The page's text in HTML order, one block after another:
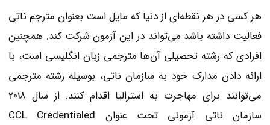
هر کسی در هر نقطه‌ای از دنیا که مایل است بعنوان مترجم ناتی
فعالیت داشته باشد می‌تواند در این آزمون شرکت کند. همچنین
افرادی که رشته تحصیلی آن‌ها مترجمی زبان انگلیسی است، با
ارائه دادن مدارک خود به سازمان ناتی، بوسیله رشته مترجمی
می‌توانند برای مهاجرت به استرالیا اقدام کنند. از سال 2018
سازمان ناتی آزمونی تحت عنوان CCL Credentialed